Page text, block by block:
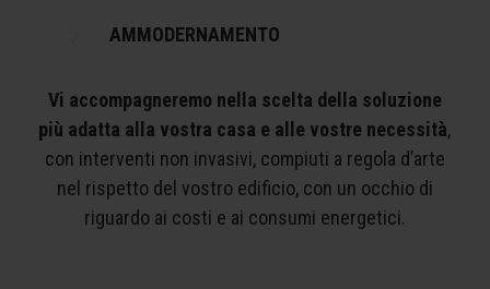
AMMODERNAMENTO
Vi accompagneremo nella scelta della soluzione
più adatta alla vostra casa e alle vostre necessità,
con interventi non invasivi, compiuti a regola d’arte
nel rispetto del vostro edificio, con un occhio di
riguardo ai costi e ai consumi energetici.